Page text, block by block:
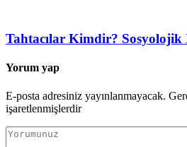
Tahtacılar Kimdir? Sosyolojik
Yorum yap
E-posta adresiniz yayınlanmayacak.
işaretlenmişlerdir